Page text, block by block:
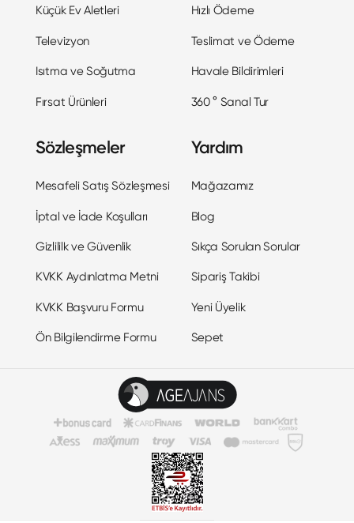
Küçük Ev Aletleri
Televizyon
Isıtma ve Soğutma
Fırsat Ürünleri
Hızlı Ödeme
Teslimat ve Ödeme
Havale Bildirimleri
360 ° Sanal Tur
Sözleşmeler
Mesafeli Satış Sözleşmesi
İptal ve İade Koşulları
Gizlililk ve Güvenlik
KVKK Aydınlatma Metni
KVKK Başvuru Formu
Ön Bilgilendirme Formu
Yardım
Mağazamız
Blog
Sıkça Sorulan Sorular
Sipariş Takibi
Yeni Üyelik
Sepet